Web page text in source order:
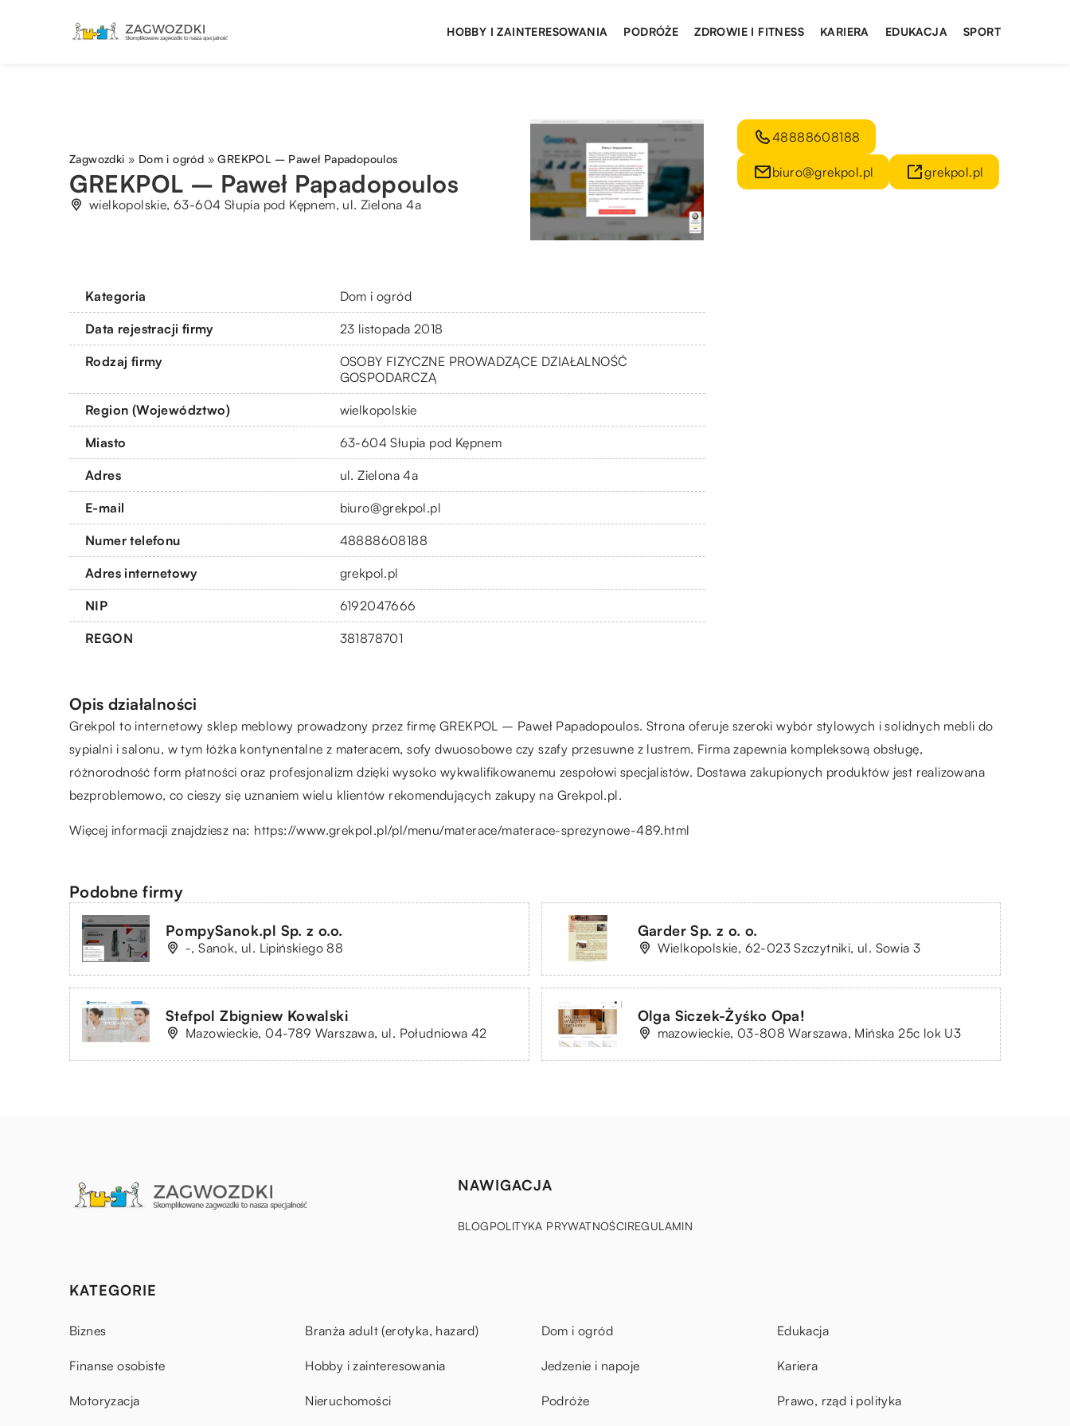
HOBBY I ZAINTERESOWANIA PODRÓŻE ZDROWIE I FITNESS KARIERA EDUKACJA SPORT
Zagwozdki » Dom i ogród »GREKPOL – Paweł Papadopoulos
GREKPOL – Paweł Papadopoulos
wielkopolskie, 63-604 Słupia pod Kępnem, ul. Zielona 4a
Kategoria Dom i ogród
Data rejestracji firmy 23 listopada 2018
Rodzaj firmy
OSOBY FIZYCZNE PROWADZĄCE DZIAŁALNOŚĆ
GOSPODARCZĄ
Region (Województwo) wielkopolskie
Miasto 63-604 Słupia pod Kępnem
Adres ul. Zielona 4a
E-mail biuro@grekpol.pl
Numer telefonu 48888608188
Adres internetowy grekpol.pl
NIP 6192047666
REGON 381878701
48888608188
biuro@grekpol.pl grekpol.pl
Opis działalności
Grekpol to internetowy sklep meblowy prowadzony przez firmę GREKPOL – Paweł Papadopoulos. Strona oferuje szeroki wybór stylowych i solidnych mebli do
sypialni i salonu, w tym łóżka kontynentalne z materacem, sofy dwuosobowe czy szafy przesuwne z lustrem. Firma zapewnia kompleksową obsługę,
różnorodność form płatności oraz profesjonalizm dzięki wysoko wykwalifikowanemu zespołowi specjalistów. Dostawa zakupionych produktów jest realizowana
bezproblemowo, co cieszy się uznaniem wielu klientów rekomendujących zakupy na Grekpol.pl.
Więcej informacji znajdziesz na: https://www.grekpol.pl/pl/menu/materace/materace-sprezynowe-489.html
Podobne firmy
PompySanok.pl Sp. z o.o.
-, Sanok, ul. Lipińskiego 88
Garder Sp. z o. o.
Wielkopolskie, 62-023 Szczytniki, ul. Sowia 3
Stefpol Zbigniew Kowalski
Mazowieckie, 04-789 Warszawa, ul. Południowa 42
Olga Siczek-Żyśko Opa!
mazowieckie, 03-808 Warszawa, Mińska 25c lok U3
NAWIGACJA
BLOGPOLITYKA PRYWATNOŚCIREGULAMIN
KATEGORIE
Biznes Branża adult (erotyka, hazard) Dom i ogród Edukacja
Finanse osobiste Hobby i zainteresowania Jedzenie i napoje Kariera
Motoryzacja Nieruchomości Podróże Prawo, rząd i polityka